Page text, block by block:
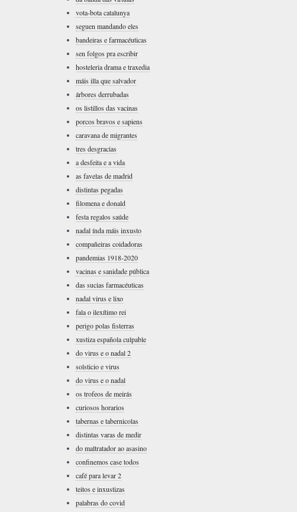
vota-bota catalunya
seguen mandando eles
bandeiras e farmacéuticas
sen folgos pra escribir
hosteleria drama e traxedia
máis illa que salvador
árbores derrubadas
os listillos das vacinas
porcos bravos e sapiens
caravana de migrantes
tres desgracias
a desfeita e a vida
as favelas de madrid
distintas pegadas
filomena e donald
festa regalos saúde
nadal índa máis inxusto
compañeiras coidadoras
pandemias 1918-2020
vacinas e sanidade pública
das sucias farmacéuticas
nadal virus e lixo
fala o ilexítimo rei
perigo polas fisterras
xustiza española culpable
do virus e o nadal 2
solsticio e virus
do virus e o nadal
os trofeos de meirás
curiosos horarios
tabernas e tabernicolas
distintas varas de medir
do maltratador ao asasino
confinemos case todos
café para levar 2
teitos e inxustizas
palabras do covid